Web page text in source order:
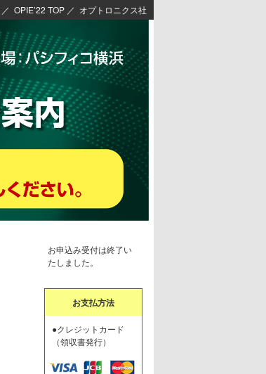
／ OPIE’22 TOP ／ オプトロニクス社
お申込み受付は終了い
たしました。
お支払方法
●クレジットカード
（領収書発行）